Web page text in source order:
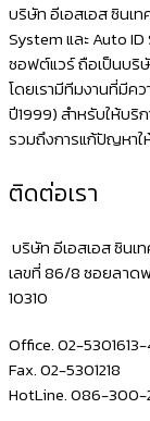
บริษัท อีเอสเอส ซินเ
System และ Auto
ซอฟต์แวร์ ถือเป็นบริษั
โดยเรามีทีมงานที่มีค
ปี1999) สำหรับให้บริ
รวมถึงการแก้ปัญหา
ติดต่อเรา
บริษัท อีเอสเอส ซินเ
เลขที่ 86/8 ซอยลาด
10310
Office. 02-
Fax. 02-5301218
HotLine. 086-300-